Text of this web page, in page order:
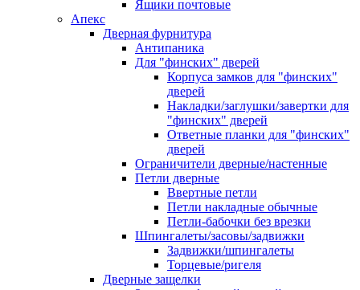
Ящики почтовые
Апекс
Дверная фурнитура
Антипаника
Для "финских" дверей
Корпуса замков для "финских"
дверей
Накладки/заглушки/завертки для
"финских" дверей
Ответные планки для "финских"
дверей
Ограничители дверные/настенные
Петли дверные
Ввертные петли
Петли накладные обычные
Петли-бабочки без врезки
Шпингалеты/засовы/задвижки
Задвижки/шпингалеты
Торцевые/ригеля
Дверные защелки